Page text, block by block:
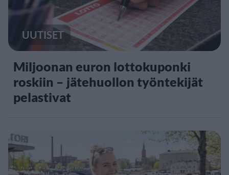
UUTISET
Miljoonan euron lottokuponki
roskiin – jätehuollon työntekijät
pelastivat